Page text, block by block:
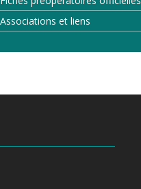
Associations et liens